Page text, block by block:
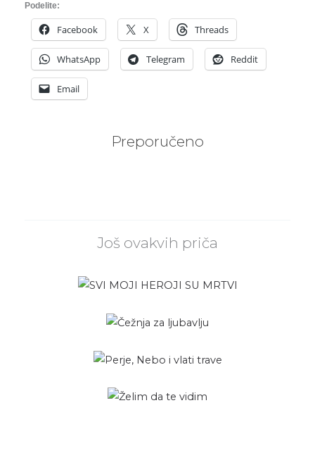
Podelite:
Facebook X Threads
WhatsApp Telegram Reddit
Email
Preporučeno
Još ovakvih priča